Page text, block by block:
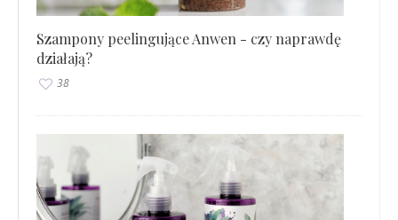
Szampony peelingujące Anwen - czy naprawdę
działają?
38